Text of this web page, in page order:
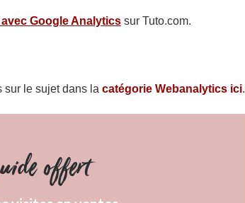
avec Google Analytics sur Tuto.com.
sur le sujet dans la catégorie Webanalytics ici.
offert